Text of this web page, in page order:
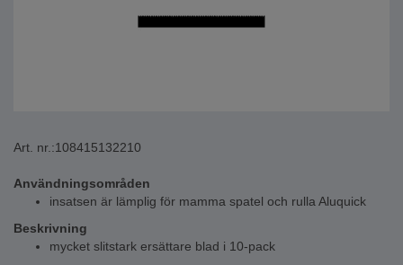
Art. nr.:108415132210
Användningsområden
insatsen är lämplig för mamma spatel och rulla Aluquick
Beskrivning
mycket slitstark ersättare blad i 10-pack